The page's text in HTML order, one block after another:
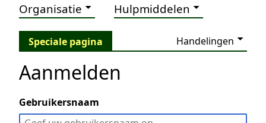
Organisatie Hulpmiddelen
Speciale pagina Handelingen
Aanmelden
Gebruikersnaam